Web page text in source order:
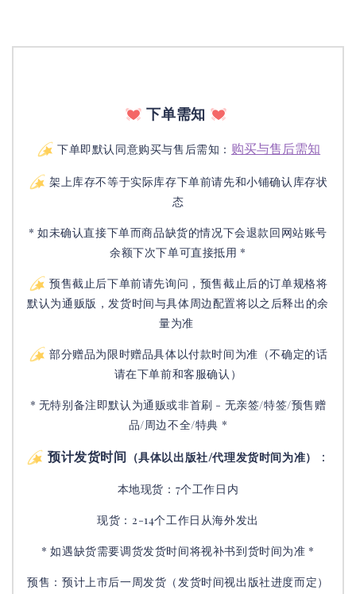
下单需知
下单即默认同意购买与售后需知： 购买与售后需知
架上库存不等于实际库存下单前请先和小铺确认库存状
态
* 如未确认直接下单而商品缺货的情况下会退款回网站账号
余额下次下单可直接抵用 *
预售截止后下单前请先询问，预售截止后的订单规格将
默认为通贩版，发货时间与具体周边配置将以之后释出的余
量为准
部分赠品为限时赠品具体以付款时间为准（不确定的话
请在下单前和客服确认）
* 无特别备注即默认为通贩或非首刷 - 无亲签/特签/预售赠
品/周边不全/特典 *
预计发货时间 （具体以出版社/代理发货时间为准） ：
本地现货：7个工作日内
现货：2-14个工作日从海外发出
* 如遇缺货需要调货发货时间将视补书到货时间为准 *
预售：预计上市后一周发货（发货时间视出版社进度而定）